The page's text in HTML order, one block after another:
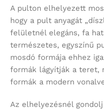
A pulton elhelyezett
hogy a pult anyagát
felületnél elegáns, fa
természetes, egyszínű
mosdó formája ehhez
formák lágyítják a teret,
formák a modern
Az elhelyezésnél